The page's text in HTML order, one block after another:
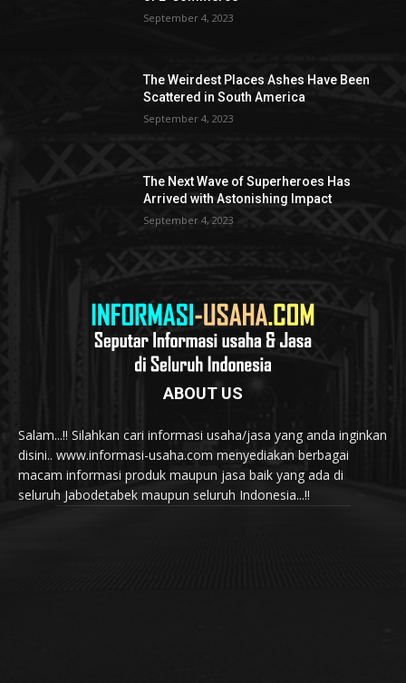
September 4, 2023
The Weirdest Places Ashes Have Been
Scattered in South America
September 4, 2023
The Next Wave of Superheroes Has
Arrived with Astonishing Impact
September 4, 2023
ABOUT US
Salam...!! Silahkan cari informasi usaha/jasa yang anda inginkan
disini.. www.informasi-usaha.com menyediakan berbagai
macam informasi produk maupun jasa baik yang ada di
seluruh Jabodetabek maupun seluruh Indonesia...!!